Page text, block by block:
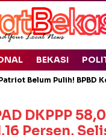
BEKASI
Belum Pulih! BPBD
DKPPP
Persen,